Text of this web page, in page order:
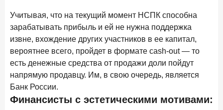
Рассылка Frank RG
Итоги недели, наша трактовка основных событий
на банковском рынке
ПОДПИСАТЬСЯ
Учитывая, что на текущий момент НСПК способна
зарабатывать прибыль и ей не нужна поддержка
извне, вхождение других участников в ее капитал,
вероятнее всего, пройдет в формате cash-out — то
есть денежные средства от продажи доли пойдут
напрямую продавцу. Им, в свою очередь, является
Банк России.
Финансисты с эстетическими мотивами: